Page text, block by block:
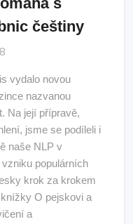
češtiny
vydalo novou
nazvanou
Na její přípravě,
jsme se podíleli i
naše NLP v
populárních
krok za krokem
O pejskovi a
a